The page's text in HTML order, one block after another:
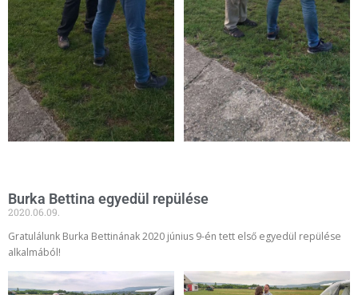
Burka Bettina egyedül repülése
2020.06.09.
Gratulálunk Burka Bettinának 2020 június 9-én tett első egyedül repülése
alkalmából!